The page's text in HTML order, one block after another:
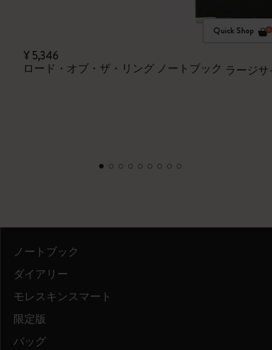
Quick Shop
¥ 5,346
ロード・オブ・ザ・リング ノートブック ラージ
ノートブック
ダイアリー
モレスキンスマート
限定版
バッグ